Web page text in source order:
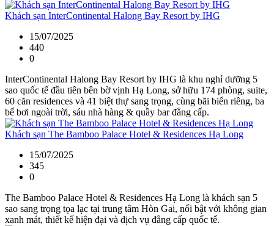
Khách sạn InterContinental Halong Bay Resort by IHG
15/07/2025
440
0
InterContinental Halong Bay Resort by IHG là khu nghỉ dưỡng 5
sao quốc tế đầu tiên bên bờ vịnh Hạ Long, sở hữu 174 phòng, suite,
60 căn residences và 41 biệt thự sang trọng, cùng bãi biển riêng, ba
bể bơi ngoài trời, sáu nhà hàng & quầy bar đẳng cấp.
Khách sạn The Bamboo Palace Hotel & Residences Hạ Long
15/07/2025
345
0
The Bamboo Palace Hotel & Residences Hạ Long là khách sạn 5
sao sang trọng tọa lạc tại trung tâm Hòn Gai, nổi bật với không gian
xanh mát, thiết kế hiện đại và dịch vụ đẳng cấp quốc tế.